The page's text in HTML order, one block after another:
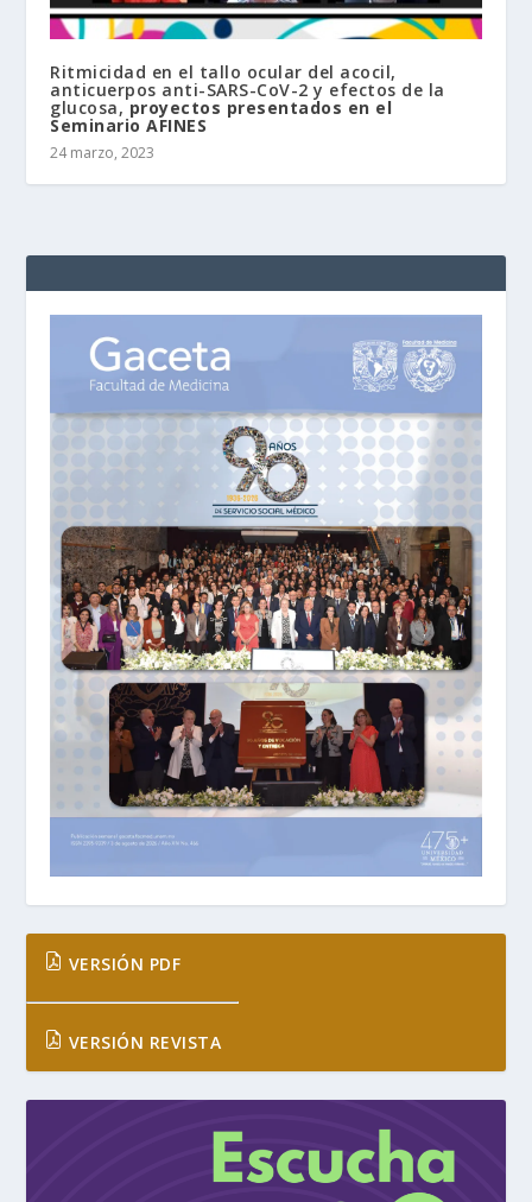
Ritmicidad en el tallo ocular del acocil,
anticuerpos anti-SARS-CoV-2 y efectos de la
glucosa,proyectos presentados en el
Seminario AFINES
24 marzo, 2023
VERSIÓN PDF
VERSIÓN REVISTA